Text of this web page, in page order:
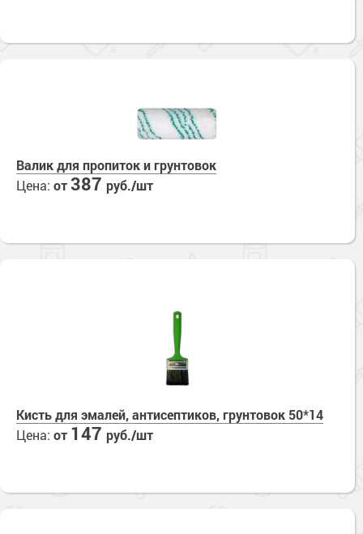
Валик для пропиток и грунтовок
Цена: от387 руб./шт
Кисть для эмалей, антисептиков, грунтовок 50*14
Цена: от 147 руб./шт